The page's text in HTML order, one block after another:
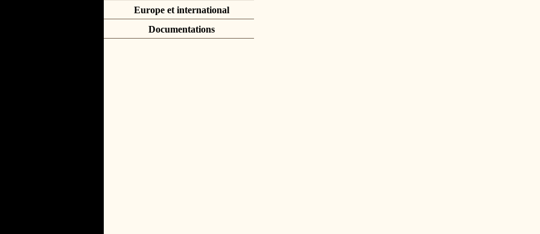
Europe et international
Documentations